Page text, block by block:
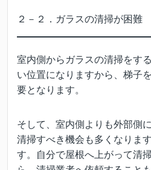
２－２．ガラスの清掃が困難
室内側からガラスの清掃をす
い位置になりますから、梯子
要となります。
そして、室内側よりも外部側
清掃すべき機会も多くなりま
す。自分で屋根へ上がって清